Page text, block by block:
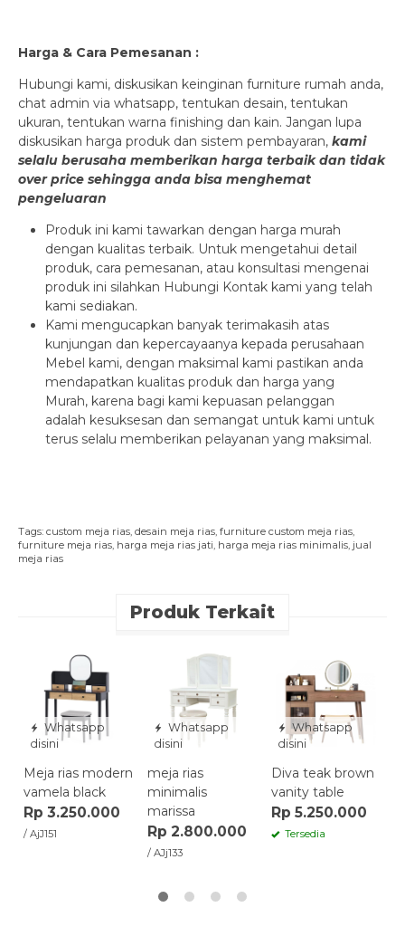
Harga & Cara Pemesanan :
Hubungi kami, diskusikan keinginan furniture rumah anda,
chat admin via whatsapp, tentukan desain, tentukan
ukuran, tentukan warna finishing dan kain. Jangan lupa
diskusikan harga produk dan sistem pembayaran, kami
selalu berusaha memberikan harga terbaik dan tidak
over price sehingga anda bisa menghemat
pengeluaran
Produk ini kami tawarkan dengan harga murah
dengan kualitas terbaik. Untuk mengetahui detail
produk, cara pemesanan, atau konsultasi mengenai
produk ini silahkan Hubungi Kontak kami yang telah
kami sediakan.
Kami mengucapkan banyak terimakasih atas
kunjungan dan kepercayaanya kepada perusahaan
Mebel kami, dengan maksimal kami pastikan anda
mendapatkan kualitas produk dan harga yang
Murah, karena bagi kami kepuasan pelanggan
adalah kesuksesan dan semangat untuk kami untuk
terus selalu memberikan pelayanan yang maksimal.
Tags: custom meja rias desain meja rias furniture custom meja rias
furniture meja rias harga meja rias jati harga meja rias minimalis jual
meja rias
Produk Terkait
Whatsapp
disini
Meja rias modern
vamela black
Rp 3.250.000
/ AjJ151
Whatsapp
disini
meja rias
minimalis
marissa
Rp 2.800.000
/ AJj133
Whatsapp
disini
Diva teak brown
vanity table
Rp 5.250.000
Tersedia